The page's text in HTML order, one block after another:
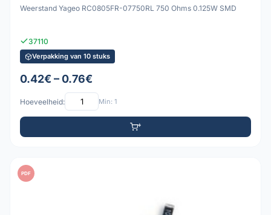
Weerstand Yageo RC0805FR-07750RL 750 Ohms 0.125W SMD
37110
Verpakking van 10 stuks
0.42€ – 0.76€
Hoeveelheid: Min: 1
PDF